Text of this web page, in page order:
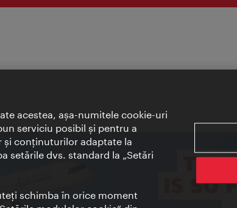
acestea, aşa-numitele cookie-uri
serviciu posibil şi pentru a
conţinuturilor adaptate la
setările dvs. standard la „Setări
schimba în orice moment